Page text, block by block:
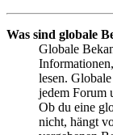
Was sind globale
Globale
lesen.
jedem Forum
Ob du eine
nicht, hängt